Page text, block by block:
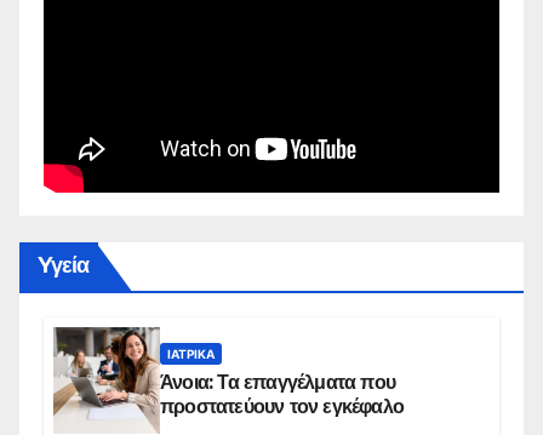
Yγεία
ΙΑΤΡΙΚΆ
Άνοια: Τα επαγγέλματα που
προστατεύουν τον εγκέφαλο